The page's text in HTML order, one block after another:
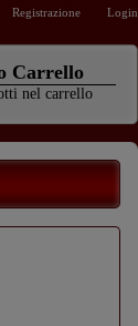
Registrazione Login
Carrello
nel carrello